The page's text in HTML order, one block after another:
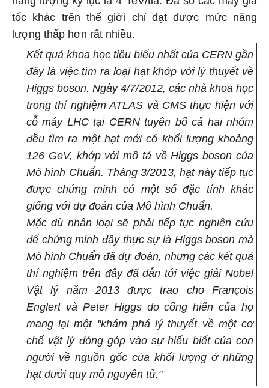
tốc khác trên thế giới chỉ đạt được mức năng
lượng thấp hơn rất nhiều.
Kết quả khoa học tiêu biểu nhất của CERN gần
đây là việc tìm ra loại hạt khớp với lý thuyết về
Higgs boson. Ngày 4/7/2012, các nhà khoa học
trong thí nghiệm ATLAS và CMS thực hiện với
cỗ máy LHC tại CERN tuyên bố cả hai nhóm
đều tìm ra một hạt mới có khối lượng khoảng
126 GeV, khớp với mô tả về Higgs boson của
Mô hình Chuẩn. Tháng 3/2013, hạt này tiếp tục
được chứng minh có một số đặc tính khác
giống với dự đoán của Mô hình Chuẩn.
Mặc dù nhân loại sẽ phải tiếp tục nghiên cứu
để chứng minh đây thực sự là Higgs boson mà
Mô hình Chuẩn đã dự đoán, nhưng các kết quả
thí nghiệm trên đây đã dẫn tới việc giải Nobel
Vật lý năm 2013 được trao cho François
Englert và Peter Higgs do cống hiến của họ
mang lại một "khám phá lý thuyết về một cơ
chế vật lý đóng góp vào sự hiểu biết của con
người về nguồn gốc của khối lượng ở những
hạt dưới quy mô nguyên tử."